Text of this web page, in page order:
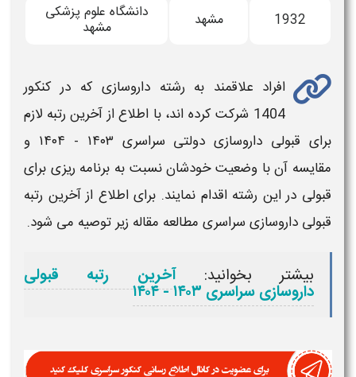
1932 مشهد دانشگاه علوم پزشکی
مشهد
افراد علاقمند به رشته داروسازی که در کنکور
1404 شرکت کرده اند، با اطلاع ازآخرین رتبه لازم
برای قبولی داروسازی دولتی سراسری ۱۴۰۳ - ۱۴۰۴
و
مقایسه آن با وضعیت خودشان نسبت به برنامه ریزی برای
قبولی در این رشته اقدام نمایند. برای اطلاع ازآخرین رتبه
قبولی داروسازی سراسری مطالعه مقاله زیر توصیه می شود.
بیشتر بخوانید: آخرین رتبه قبولی
داروسازی سراسری ۱۴۰۳ - ۱۴۰۴